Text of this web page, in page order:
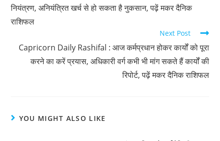
नियंत्रण, अनियंत्रित खर्च से हो सकता है नुकसान, पढ़ें मकर दैनिक
राशिफल
Next Post
Capricorn Daily Rashifal : आज कर्मप्रधान होकर कार्यों को पूरा
करने का करें प्रयास, अधिकारी वर्ग कभी भी मांग सकते हैं कार्यों की
रिपोर्ट, पढ़ें मकर दैनिक राशिफल
YOU MIGHT ALSO LIKE